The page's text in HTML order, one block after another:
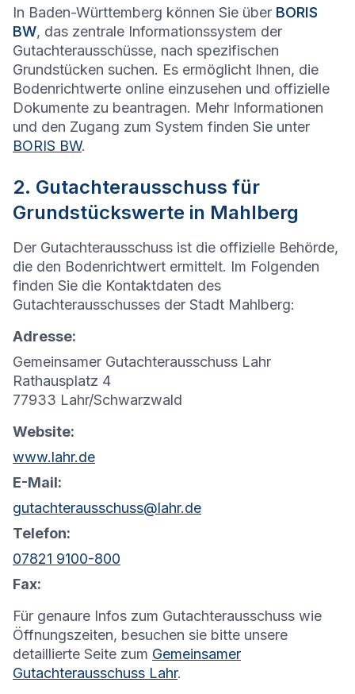
In Baden-Württemberg können Sie über BORIS
BW, das zentrale Informationssystem der
Gutachterausschüsse, nach spezifischen
Grundstücken suchen. Es ermöglicht Ihnen, die
Bodenrichtwerte online einzusehen und offizielle
Dokumente zu beantragen. Mehr Informationen
und den Zugang zum System finden Sie unter
BORIS BW.
2. Gutachterausschuss für
Grundstückswerte in Mahlberg
Der Gutachterausschuss ist die offizielle Behörde,
die den Bodenrichtwert ermittelt. Im Folgenden
finden Sie die Kontaktdaten des
Gutachterausschusses der Stadt Mahlberg:
Adresse:
Gemeinsamer Gutachterausschuss Lahr
Rathausplatz 4
77933 Lahr/Schwarzwald
Website:
www.lahr.de
E-Mail:
gutachterausschuss@lahr.de
Telefon:
07821 9100-800
Fax:
Für genaure Infos zum Gutachterausschuss wie
Öffnungszeiten, besuchen sie bitte unsere
detaillierte Seite zum Gemeinsamer
Gutachterausschuss Lahr.